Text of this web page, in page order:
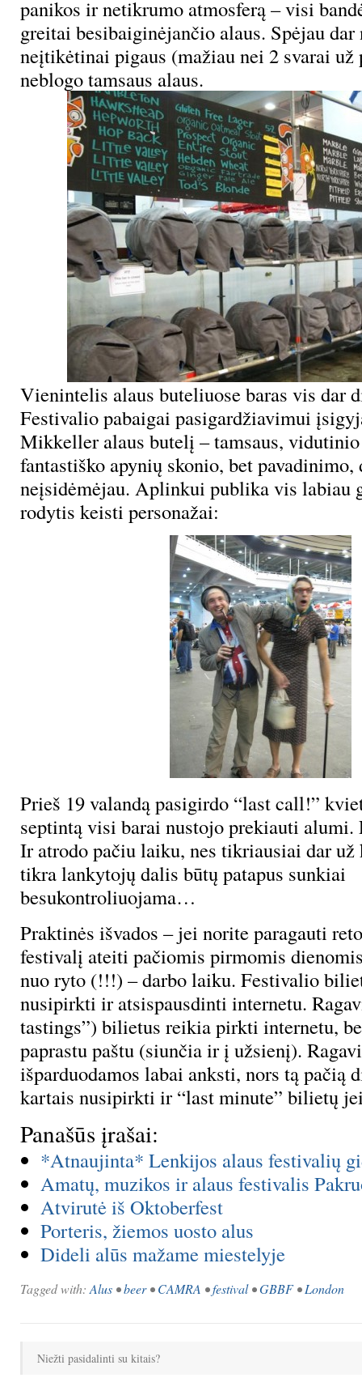
panikos ir netikrumo atmosferą – visi
greitai besibaiginėjančio alaus. Spėjau
neįtikėtinai pigaus (mažiau nei 2 svarai
neblogo tamsaus alaus.
Vienintelis alaus buteliuose baras vis dar
Festivalio pabaigai pasigardžiavimui
Mikkeller alaus butelį – tamsaus,
fantastiško apynių skonio, bet pavadinimo,
neįsidėmėjau. Aplinkui publika vis labiau
rodytis keisti personažai:
Prieš 19 valandą pasigirdo “last call!”
septintą visi barai nustojo prekiauti alumi.
Ir atrodo pačiu laiku, nes tikriausiai dar
tikra lankytojų dalis būtų patapus sunkiai
besukontroliuojama…
Praktinės išvados – jei norite paragauti
festivalį ateiti pačiomis pirmomis
nuo ryto (!!!) – darbo laiku. Festivalio
nusipirkti ir atsispausdinti internetu.
tastings”) bilietus reikia pirkti internetu,
paprastu paštu (siunčia ir į užsienį).
išparduodamos labai anksti, nors tą pačią
kartais nusipirkti ir “last minute” bilietų
Panašūs įrašai:
*Atnaujinta* Lenkijos alaus festivalių
Amatų, muzikos ir alaus festivalis
Atvirutė iš Oktoberfest
Porteris, žiemos uosto alus
Dideli alūs mažame miestelyje
Tagged with: Alus •beer•CAMRA •festival•GBBF•London
Niežti pasidalinti su kitais?